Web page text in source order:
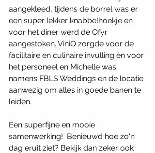
aangekleed, tijdens de borrel was er
een super lekker knabbelhoekje en
voor het diner werd de Ofyr
aangestoken. ViniQ zorgde voor de
facilitaire en culinaire invulling én voor
het personeel en Michelle was
namens FBLS Weddings en de locatie
aanwezig om alles in goede banen te
leiden.
Een superfijne en mooie
samenwerking!  Benieuwd hoe zo'n
dag eruit ziet? Bekijk dan zeker ook